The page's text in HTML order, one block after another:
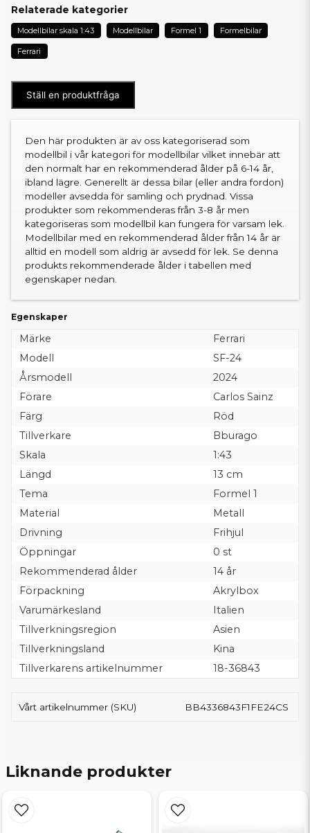
Relaterade kategorier
Modellbilar skala 1:43 Modellbilar Formel 1 Formelbilar
Ferrari
Ställ en produktfråga
Den här produkten är av oss kategoriserad som
modellbil i vår kategori för modellbilar vilket innebär att
den normalt har en rekommenderad ålder på 6-14 år,
ibland lägre. Generellt är dessa bilar (eller andra fordon)
modeller avsedda för samling och prydnad. Vissa
produkter som rekommenderas från 3-8 år men
kategoriseras som modellbil kan fungera för varsam lek.
Modellbilar med en rekommenderad ålder från 14 år är
alltid en modell som aldrig är avsedd för lek. Se denna
produkts rekommenderade ålder i tabellen med
egenskaper nedan.
Egenskaper
Märke
Ferrari
Modell
SF-24
Årsmodell
2024
Förare
Carlos Sainz
Färg
Röd
Tillverkare
Bburago
Skala
1:43
Längd
13 cm
Tema
Formel 1
Material
Metall
Drivning
Frihjul
Öppningar
0 st
Rekommenderad ålder
14 år
Förpackning
Akrylbox
Varumärkesland
Italien
Tillverkningsregion
Asien
Tillverkningsland
Kina
Tillverkarens artikelnummer
18-36843
Vårt artikelnummer (SKU) BB4336843F1FE24CS
Liknande produkter